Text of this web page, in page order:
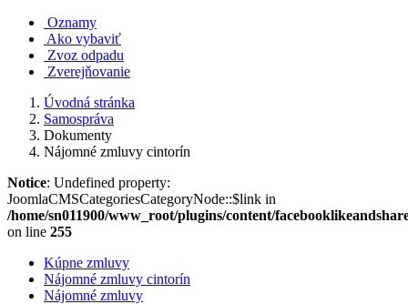
Oznamy
Ako vybaviť
Zvoz odpadu
Zverejňovanie
Úvodná stránka
Samospráva
Dokumenty
Nájomné zmluvy cintorín
Notice: Undefined property:
JoomlaCMSCategoriesCategoryNode::$link in
/home/sn011900/www_root/plugins/content/
on line 255
Kúpne zmluvy
Nájomné zmluvy cintorín
Nájomné zmluvy